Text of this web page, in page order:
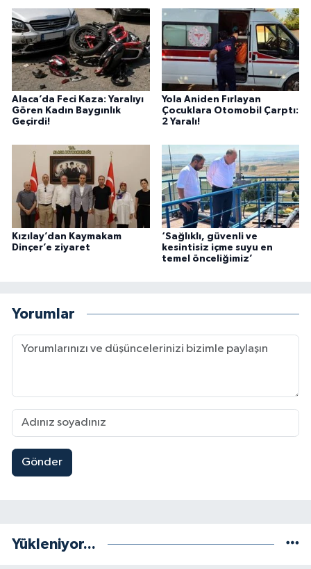
Alaca’da Feci Kaza: Yaralıyı
Gören Kadın Baygınlık
Geçirdi!
Yola Aniden Fırlayan
Çocuklara Otomobil Çarptı:
2 Yaralı!
Kızılay’dan Kaymakam
Dinçer’e ziyaret
‘Sağlıklı, güvenli ve
kesintisiz içme suyu en
temel önceliğimiz’
Yorumlar
Gönder
Yükleniyor...